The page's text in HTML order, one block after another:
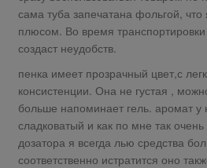
сама туба запечатана фольгой,
плюсом. Во время
создаст неудобств.
пенка имеет прозрачный цвет,с
консистенции. Она не густая ,
больше напоминает гель. аромат у
сладковатый и как по мне так очень
дозатора я всегда лью средства
соответственно истратится оно